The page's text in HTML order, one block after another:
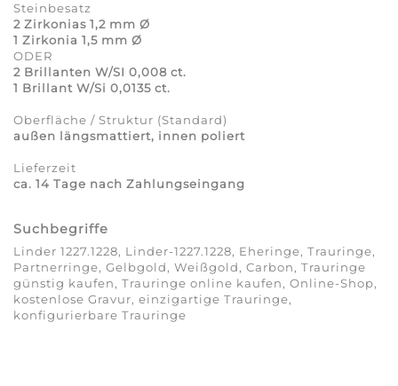
Steinbesatz
2 Zirkonias 1,2 mm Ø
1 Zirkonia 1,5 mm Ø
ODER
2 Brillanten W/SI 0,008 ct.
1 Brillant W/Si 0,0135 ct.
Oberfläche / Struktur (Standard)
außen längsmattiert, innen poliert
Lieferzeit
ca. 14 Tage nach Zahlungseingang
Suchbegriffe
Linder 1227.1228, Linder-1227.1228, Eheringe, Trauringe,
Partnerringe, Gelbgold, Weißgold, Carbon, Trauringe
günstig kaufen, Trauringe online kaufen, Online-Shop,
kostenlose Gravur, einzigartige Trauringe,
konfigurierbare Trauringe